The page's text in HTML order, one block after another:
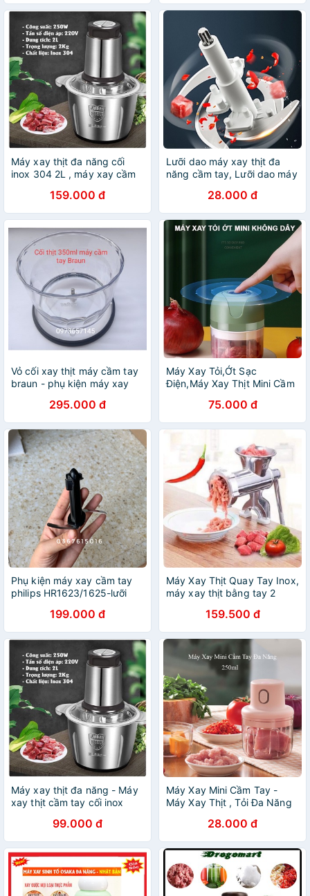
Máy xay thịt đa năng cối
inox 304 2L , máy xay cầm
159.000 đ
Lưỡi dao máy xay thịt đa
năng cầm tay, Lưỡi dao máy
28.000 đ
Vỏ cối xay thịt máy cầm tay
braun - phụ kiện máy xay
295.000 đ
Máy Xay Tỏi,Ớt Sạc
Điện,Máy Xay Thịt Mini Cầm
Năng Cầm Tay Mini Say
Khoẻ Bền
75.000 đ
Phụ kiện máy xay cầm tay
philips HR1623/1625-lưỡi
199.000 đ
Máy Xay Thịt Quay Tay Inox,
máy xay thịt bằng tay 2
159.500 đ
Máy xay thịt đa năng - Máy
xay thịt cầm tay cối inox
99.000 đ
Máy Xay Mini Cầm Tay -
Máy Xay Thịt , Tỏi Đa Năng
28.000 đ